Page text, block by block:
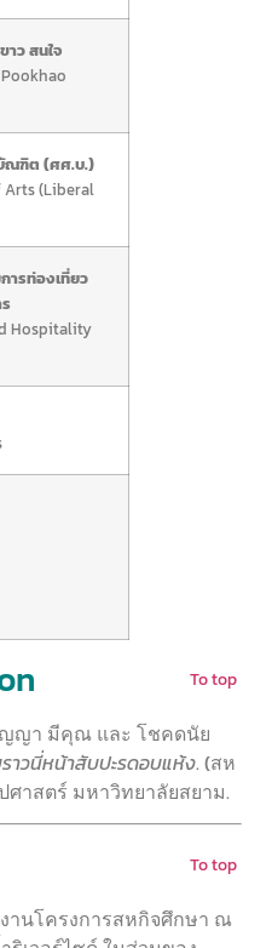
ว สนใจ
ณฑิต (ศศ.บ.)
(Liberal
ารท่องเที่ยว
Hospitality
To top
ญา มีคุณ และ โชคดนัย
าวนี่หน้าสับปะรดอบแห้ง. (สห
ศาสตร์ มหาวิทยาลัยสยาม.
To top
านโครงการสหกิจศึกษา ณ